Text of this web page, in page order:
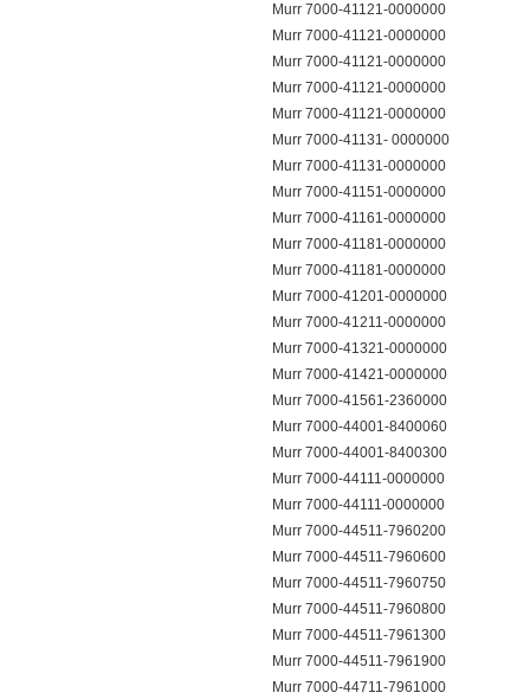
Murr 7000-41121-0000000
Murr 7000-41121-0000000
Murr 7000-41121-0000000
Murr 7000-41121-0000000
Murr 7000-41121-0000000
Murr 7000-41131- 0000000
Murr 7000-41131-0000000
Murr 7000-41151-0000000
Murr 7000-41161-0000000
Murr 7000-41181-0000000
Murr 7000-41181-0000000
Murr 7000-41201-0000000
Murr 7000-41211-0000000
Murr 7000-41321-0000000
Murr 7000-41421-0000000
Murr 7000-41561-2360000
Murr 7000-44001-8400060
Murr 7000-44001-8400300
Murr 7000-44111-0000000
Murr 7000-44111-0000000
Murr 7000-44511-7960200
Murr 7000-44511-7960600
Murr 7000-44511-7960750
Murr 7000-44511-7960800
Murr 7000-44511-7961300
Murr 7000-44511-7961900
Murr 7000-44711-7961000